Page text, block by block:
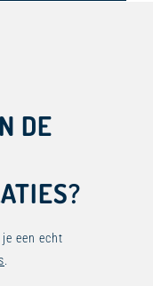
DE
een echt